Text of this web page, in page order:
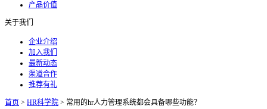
产品价值
关于我们
企业介绍
加入我们
最新动态
渠道合作
推荐有礼
首页 > HR科学院 > 常用的hr人力管理系统都会具备哪些功能？